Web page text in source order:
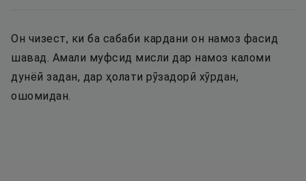
Он чизест, ки ба сабаби кардани он намоз фасид
шавад. Амали муфсид мисли дар намоз каломи
дунёӣ задан, дар ҳолати рӯзадорӣ хӯрдан,
ошомидан.